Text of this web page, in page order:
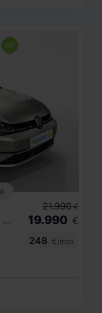
€
SPORT 2.0 TDI 110KW (150CV) DSG VARIANT
21.990 €
19.990 €
248
€/mes